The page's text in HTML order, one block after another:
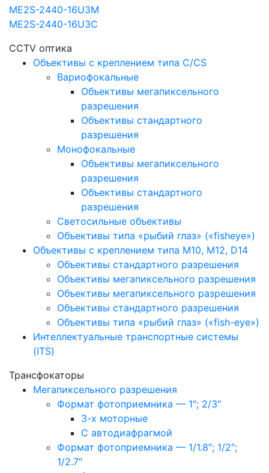
ME2S-2440-16U3M
ME2S-2440-16U3C
CCTV оптика
Объективы с креплением типа C/CS
Вариофокальные
Объективы мегапиксельного
разрешения
Объективы стандартного
разрешения
Монофокальные
Объективы мегапиксельного
разрешения
Объективы стандартного
разрешения
Светосильные объективы
Объективы типа «рыбий глаз» («fisheye»)
Объективы с креплением типа M10, M12, D14
Объективы стандартного разрешения
Объективы мегапиксельного разрешения
Объективы мегапиксельного разрешения
Объективы стандартного разрешения
Объективы типа «рыбий глаз» («fish-eye»)
Интеллектуальные транспортные системы
(ITS)
Трансфокаторы
Мегапиксельного разрешения
Формат фотоприемника — 1″; 2/3″
3-х моторные
С автодиафрагмой
Формат фотоприемника — 1/1.8″; 1/2″;
1/2.7″